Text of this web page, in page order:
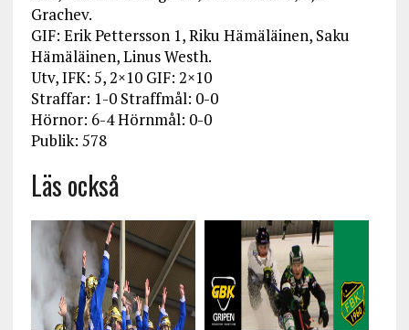
Grachev.
GIF: Erik Pettersson 1, Riku Hämäläinen, Saku
Hämäläinen, Linus Westh.
Utv, IFK: 5, 2×10 GIF: 2×10
Straffar: 1-0 Straffmål: 0-0
Hörnor: 6-4 Hörnmål: 0-0
Publik: 578
Läs också